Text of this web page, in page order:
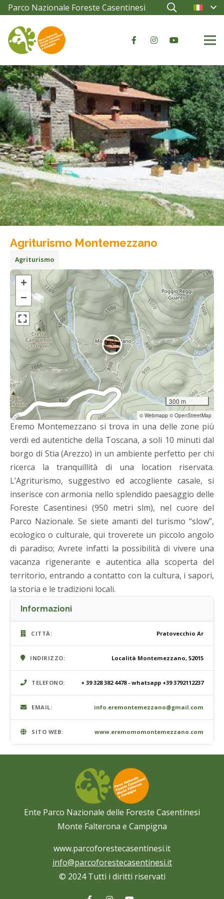
Parco Nazionale Foreste Casentinesi
Agriturismo Montemezzano
Agriturismo
+
−
300 m
© Webmapp © OpenStreetMap
Eremo Montemezzano si trova in una delle zone più
verdi ed autentiche della Toscana, a soli 10 minuti dal
borgo di Stia (Arezzo) in un ambiente perfetto per chi
ricerca la tranquillità di una location riservata.
L’Agriturismo, suggestivo ed accogliente casale, si
inserisce con armonia nello splendido paesaggio delle
Foreste Casentinesi (950 metri slm), nel cuore del
Parco Nazionale. Se siete amanti del turismo “slow”,
ecologico o culturale, qui troverete un piccolo angolo
di paradiso; Avrete infatti la possibilità di vivere una
vacanza rigenerante e autentica alla scoperta del
territorio, entrando a contatto con la cultura, i sapori,
la storia e le tradizioni locali.
Informazioni
CITTÀ: Pratovecchio Ar
INDIRIZZO: Località Montemezzano, 52015
TELEFONO: + 39 328 382 4478 - whatsapp +39 3792112237
EMAIL: info.eremontemezzano@gmail.com
SITO WEB: www.eremomomontemezzano.com
Ente Parco Nazionale delle Foreste Casentinesi
Monte Falterona e Campigna
www.parcoforestecasentinesi.it
info@parcoforestecasentinesi.it
© 2024 Tutti i diritti riservati